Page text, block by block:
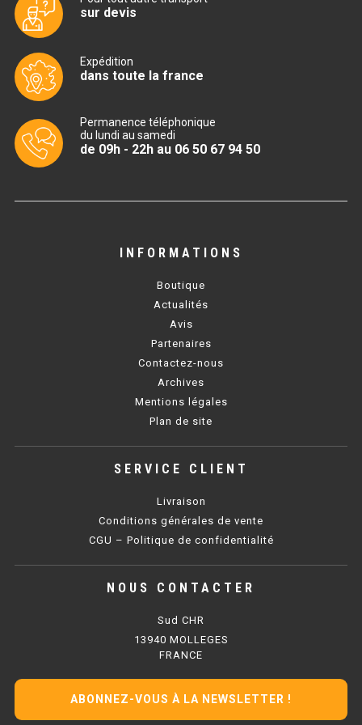
TABLE RÉFRIGÉRÉE
TABLE 600
TABLE 700 VITRÉE
TABLE CONGÉLATEUR
SOUBASSEMENT RÉFRIGÉRÉ
TABLE DE PRÉPARATION
SALADETTE COMPACTE
SALADETTE 800 VITRÉE
sur devis
Expédition
dans toute la france
Permanence téléphonique
du lundi au samedi
de 09h - 22h au 06 50 67 94 50
INFORMATIONS
Boutique
Actualités
Avis
Partenaires
Contactez-nous
Archives
Mentions légales
Plan de site
SERVICE CLIENT
Livraison
Conditions générales de vente
CGU – Politique de confidentialité
NOUS CONTACTER
Sud CHR
13940 MOLLEGES
FRANCE
ABONNEZ-VOUS À LA NEWSLETTER !